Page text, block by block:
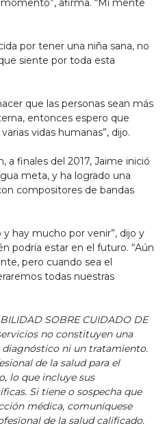
afirma. “Mi mente
por tener una niña sana, no
siente por toda esta
que las personas sean más
entonces espero que
vidas humanas”, dijo.
a finales del 2017, Jaime inició
meta, y ha logrado una
compositores de bandas
hay mucho por venir”, dijo y
podría estar en el futuro. “Aún
pero cuando sea el
todas nuestras
SOBRE CUIDADO DE
no constituyen una
ni un tratamiento.
de la salud para el
lo que incluye sus
Si tiene o sospecha que
médica, comuníquese
de la salud calificado.